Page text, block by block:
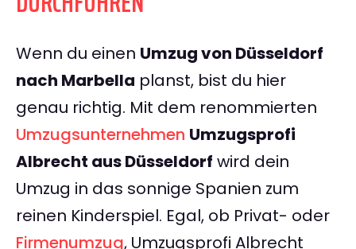
Wenn du einen Umzug von Düsseldorf
nach Marbella planst, bist du hier
genau richtig. Mit dem renommierten
Umzugsunternehmen Umzugsprofi
Albrecht aus Düsseldorf wird dein
Umzug in das sonnige Spanien zum
reinen Kinderspiel. Egal, ob Privat- oder
Firmenumzug, Umzugsprofi Albrecht